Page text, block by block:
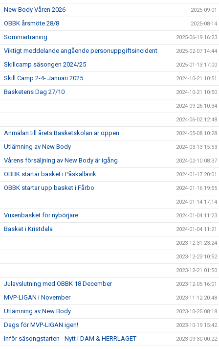
New Body Våren 2026 2025-09-01
OBBK årsmöte 28/8 2025-08-14
Sommarträning 2025-06-19 16:23
Viktigt meddelande angående personuppgiftsincident 2025-02-07 14:44
Skillcamp säsongen 2024/25 2025-01-13 17:00
Skill Camp 2-4- Januari 2025 2024-10-21 10:51
Basketens Dag 27/10 2024-10-21 10:50
2024-09-26 10:34
2024-06-02 12:48
Anmälan till årets Basketskolan är öppen 2024-05-08 10:28
Utlämning av New Body 2024-03-13 15:53
Vårens försäljning av New Body är igång 2024-02-10 08:37
OBBK startar basket i Påskallavik 2024-01-17 20:01
OBBK startar upp basket i Fårbo 2024-01-16 19:55
2024-01-14 17:14
Vuxenbasket för nybörjare 2024-01-04 11:23
Basket i Kristdala 2024-01-04 11:21
2023-12-31 23:24
2023-12-23 10:52
2023-12-21 01:50
Julavslutning med OBBK 18 December 2023-12-05 16:01
MVP-LIGAN i November 2023-11-12 20:48
Utlämning av New Body 2023-10-25 08:18
Dags för MVP-LIGAN igen! 2023-10-19 15:42
Inför säsongstarten - Nytt i DAM & HERRLAGET 2023-09-30 00:22